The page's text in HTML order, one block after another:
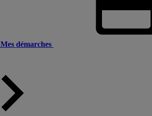
Mes démarches